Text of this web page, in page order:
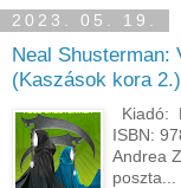
2023. 05. 19.
Neal Shusterman:
(Kaszások kora 2.)
Kiadó:
ISBN:
Andrea
poszta...